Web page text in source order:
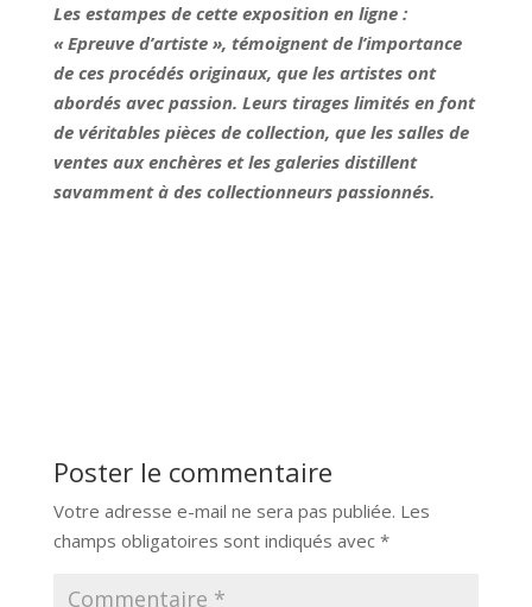
Les estampes de cette exposition en ligne :
« Epreuve d’artiste », témoignent de l’importance
de ces procédés originaux, que les artistes ont
abordés avec passion. Leurs tirages limités en font
de véritables pièces de collection, que les salles de
ventes aux enchères et les galeries distillent
savamment à des collectionneurs passionnés.
Poster le commentaire
Votre adresse e-mail ne sera pas publiée. Les
champs obligatoires sont indiqués avec *